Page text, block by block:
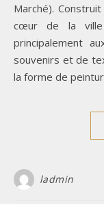
Marché).
cœur de la ville
principalement
souvenirs et de
la forme de
ladmin